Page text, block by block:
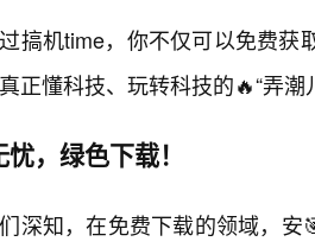
搞机time，你不仅可以免费获
正懂科技、玩转科技的🔥“弄潮
，绿色下载！
深知，在免费下载的领域，